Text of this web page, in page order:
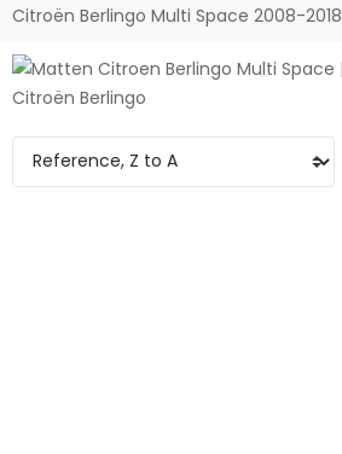
Citroën Berlingo Multi Space 2008-2018